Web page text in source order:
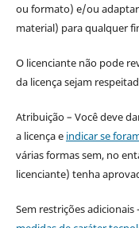
ou formato) e/ou
material) para qualquer
O licenciante não pode
da licença sejam
Atribuição – Você deve
a licença e indicar se
várias formas sem, no
licenciante) tenha
Sem restrições